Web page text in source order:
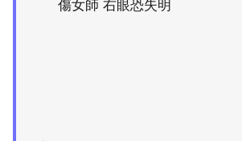
傷女師 右眼恐失明